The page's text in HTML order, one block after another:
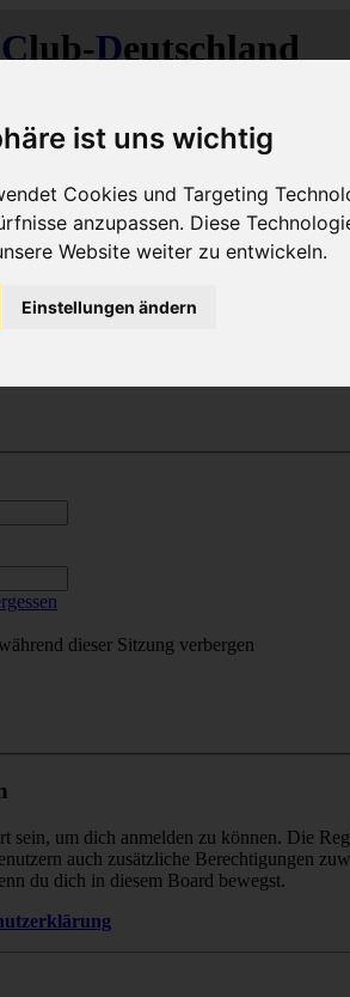
ist uns wichtig
Cookies und Targeting
anzupassen. Diese
Website weiter zu entwickeln.
Einstellungen ändern
Club-Deutschland
MLCDler-M-Klassen| ...mehr...
dieser Sitzung verbergen
sein, um dich anmelden zu können. Die
auch zusätzliche Berechtigungen
du dich in diesem Board bewegst.